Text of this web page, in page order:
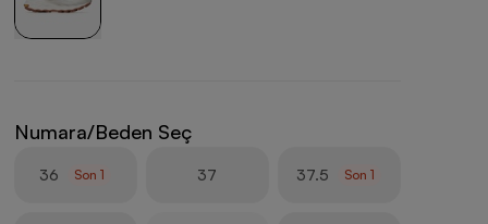
Numara/Beden Seç
36 Son1 37 37.5 Son1